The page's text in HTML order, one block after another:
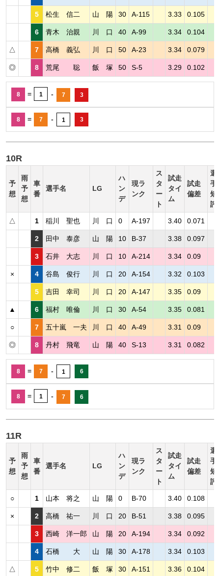
5 松生 信二 山 陽 30 A-115 3.33 0.105
6 青木 治親 川 口 40 A-99 3.34 0.104
△ 7 高橋 義弘 川 口 50 A-23 3.34 0.079
◎ 8 荒尾 聡 飯 塚 50 S-5 3.29 0.102
8 = 1 - 7 3
8 = 7 - 1 3
10R
予
想
雨
予
想
車
番
選手名 LG
ハ
ン
デ
現ラ
ンク
ス
タ
ー
ト
試走
タイ
ム
試走
偏差
選
手
短
評
△ 1 稲川 聖也 川 口 0 A-197 3.40 0.071
2 田中 泰彦 山 陽 10 B-37 3.38 0.097
3 石井 大志 川 口 10 A-214 3.34 0.09
× 4 谷島 俊行 川 口 20 A-154 3.32 0.103
5 吉田 幸司 川 口 20 A-147 3.35 0.09
▲ 6 福村 唯倫 川 口 30 A-54 3.35 0.081
○ 7 五十嵐 一夫 川 口 40 A-49 3.31 0.09
◎ 8 丹村 飛竜 山 陽 40 S-13 3.31 0.082
8 = 7 - 1 6
8 = 1 - 7 6
11R
予
想
雨
予
想
車
番
選手名 LG
ハ
ン
デ
現ラ
ンク
ス
タ
ー
ト
試走
タイ
ム
試走
偏差
選
手
短
評
○ 1 山本 将之 山 陽 0 B-70 3.40 0.108
× 2 高橋 祐一 川 口 20 B-51 3.38 0.095
3 西崎 洋一郎 山 陽 20 A-194 3.34 0.092
4 石橋 大 山 陽 30 A-178 3.34 0.103
△ 5 竹中 修二 飯 塚 30 A-151 3.36 0.104